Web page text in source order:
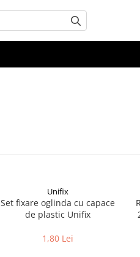
Unifix
Set fixare oglinda cu capace
de plastic Unifix
1,80 Lei